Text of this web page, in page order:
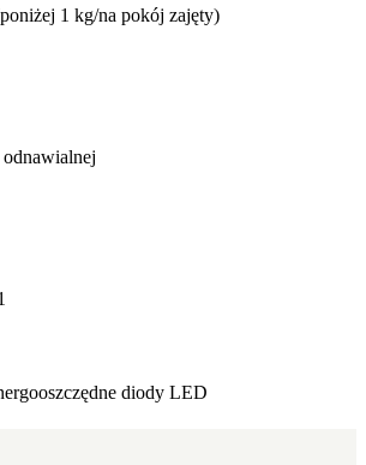
1 kg/na pokój zajęty)
diody LED